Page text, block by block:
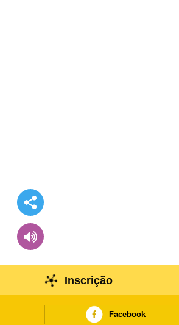
Inscrição
Facebook